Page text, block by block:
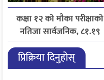
कक्षा १२ को मौका परीक्षाको
नतिजा सार्वजनिक, ८१.१९
प्रतिशत विद्यार्थी उत्तीर्ण
प्रिक्रिया दिनुहोस्